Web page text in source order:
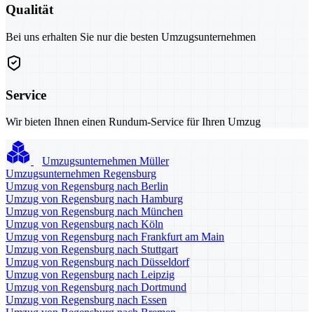
Qualität
Bei uns erhalten Sie nur die besten Umzugsunternehmen
Service
Wir bieten Ihnen einen Rundum-Service für Ihren Umzug
Umzugsunternehmen Müller
Umzugsunternehmen Regensburg
Umzug von Regensburg nach Berlin
Umzug von Regensburg nach Hamburg
Umzug von Regensburg nach München
Umzug von Regensburg nach Köln
Umzug von Regensburg nach Frankfurt am Main
Umzug von Regensburg nach Stuttgart
Umzug von Regensburg nach Düsseldorf
Umzug von Regensburg nach Leipzig
Umzug von Regensburg nach Dortmund
Umzug von Regensburg nach Essen